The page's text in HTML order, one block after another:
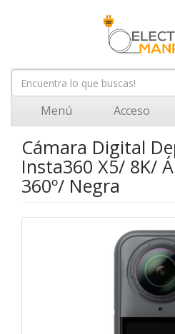
Menú Acceso
Cámara Digital
Insta360 X5/ 8K/
360º/ Negra